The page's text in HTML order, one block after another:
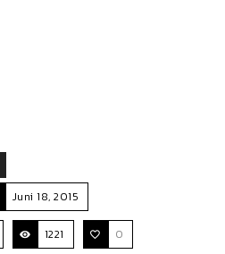
Juni 18, 2015
1221 0